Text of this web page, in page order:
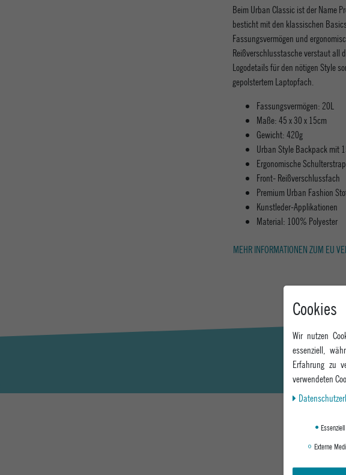
Beim Urban Classic ist der Name
besticht mit den klassischen
Fassungsvermögen und
Reißverschlusstasche verstaut all
Logodetails für den nötigen Style
gepolstertem Laptopfach.
Fassungsvermögen: 20L
Maße: 45 x 30 x 15cm
Gewicht: 420g
Urban Style Backpack mit
Ergonomische
Front- Reißverschlussfach
Premium Urban Fashion
Kunstleder-Applikationen
Material: 100% Polyester
MEHR INFORMATIONEN ZUM EU
DAS
Cookies
Wir nutzen
essenziell,
Erfahrung zu
verwendeten
Essenziell
Externe